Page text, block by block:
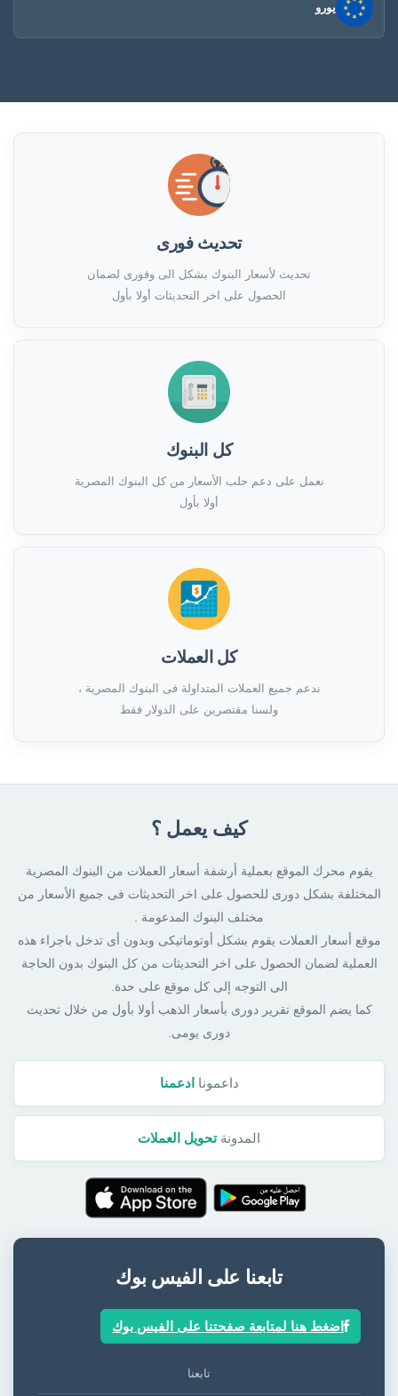
يورو
تحديث فورى
تحديث لأسعار البنوك بشكل الى وفورى لضمان
الحصول على اخر التحديثات أولا بأول
كل البنوك
نعمل على دعم جلب الأسعار من كل البنوك المصرية
أولا بأول
كل العملات
ندعم جميع العملات المتداولة فى البنوك المصرية ،
ولسنا مقتصرين على الدولار فقط
كيف يعمل ؟
يقوم محرك الموقع بعملية أرشفة أسعار العملات من البنوك المصرية
المختلفة بشكل دورى للحصول على اخر التحديثات فى جميع الأسعار من
مختلف البنوك المدعومة .
موقع أسعار العملات يقوم بشكل أوتوماتيكى وبدون أى تدخل باجراء هذه
العملية لضمان الحصول على اخر التحديثات من كل البنوك بدون الحاجة
الى التوجه إلى كل موقع على حدة.
كما يضم الموقع تقرير دورى بأسعار الذهب أولا بأول من خلال تحديث
دورى يومى.
داعمونا ادعمنا
المدونةتحويل العملات
تابعنا على الفيس بوك
اضغط هنا لمتابعة صفحتنا على الفيس بوك
تابعنا